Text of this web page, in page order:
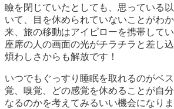
瞼を閉じていたとしても、思っている
いて、目を休められていないことがわ
来、旅の移動はアイピローを携帯して
座席の人の画面の光がチラチラと差し
煩わしさからも解放です！
いつでもぐっすり睡眠を取れるのがベ
覚、嗅覚、どの感覚を休めることが自
なるのかを考えてみるいい機会になり